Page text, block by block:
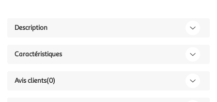
Description
Caractéristiques
Avis clients(0)